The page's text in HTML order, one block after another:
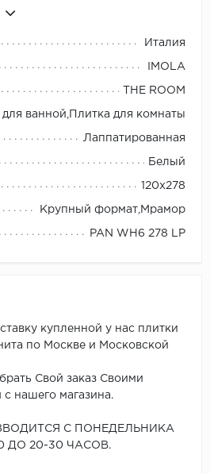
Италия
IMOLA
THE ROOM
для ванной,Плитка для комнаты
Лаппатированная
Белый
120x278
Крупный формат,Мрамор
PAN WH6 278 LP
купленной у нас плитки
по Москве и Московской
Свой заказ Своими
нашего магазина.
С ПОНЕДЕЛЬНИКА
ДО 20-30 ЧАСОВ.